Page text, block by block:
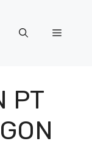
Menu
PT